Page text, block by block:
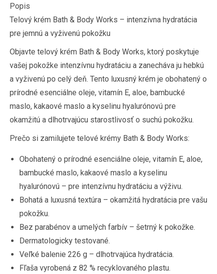
Popis
Telový krém Bath & Body Works – intenzívna hydratácia
pre jemnú a vyživenú pokožku
Objavte telový krém Bath & Body Works, ktorý poskytuje
vašej pokožke intenzívnu hydratáciu a zanecháva ju hebkú
a vyživenú po celý deň. Tento luxusný krém je obohatený o
prírodné esenciálne oleje, vitamín E, aloe, bambucké
maslo, kakaové maslo a kyselinu hyalurónovú pre
okamžitú a dlhotrvajúcu starostlivosť o suchú pokožku.
Prečo si zamilujete telové krémy Bath & Body Works:
Obohatený o prírodné esenciálne oleje, vitamín E, aloe,
bambucké maslo, kakaové maslo a kyselinu
hyalurónovú – pre intenzívnu hydratáciu a výživu.
Bohatá a luxusná textúra – okamžitá hydratácia pre vašu
pokožku.
Bez parabénov a umelých farbív – šetrný k pokožke.
Dermatologicky testované.
Veľké balenie 226 g – dlhotrvajúca hydratácia.
Fľaša vyrobená z 82 % recyklovaného plastu.